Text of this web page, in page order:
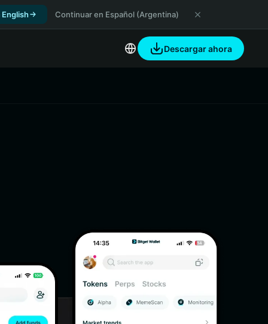
English Continuar en Español (Argentina)
Descargar ahora